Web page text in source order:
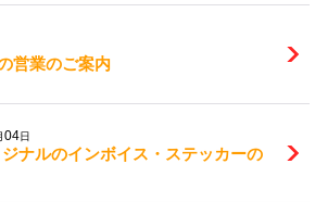
営業のご案内
04日
ナルのインボイス・ステッカーの